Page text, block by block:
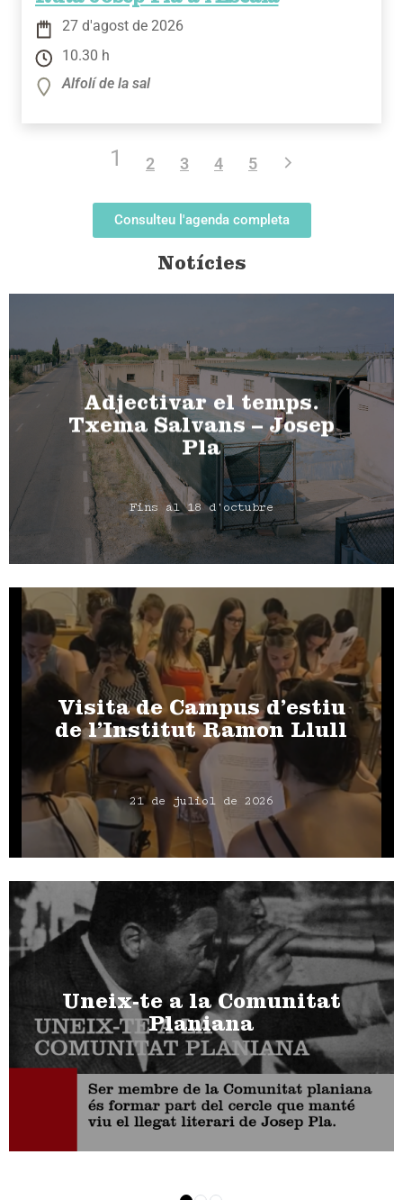
27 d'agost de 2026
10.30 h
Alfolí de la sal
1 2 3 4 5
Consulteu l'agenda completa
Notícies
Adjectivar el temps.
Txema Salvans – Josep
Pla
Fins al 18 d'octubre
Visita de Campus d’estiu
de l’Institut Ramon Llull
21 de juliol de 2026
Uneix-te a la Comunitat
Planiana